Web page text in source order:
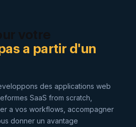
votre
a partir d'un
des applications web
SaaS from scratch,
a vos workflows, accompagner
donner un avantage